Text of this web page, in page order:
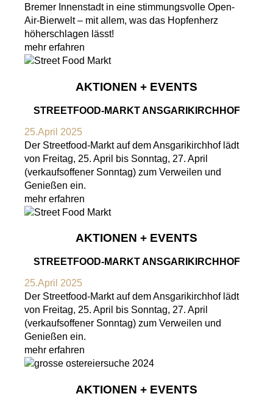
Bremer Innenstadt in eine stimmungsvolle Open-
Air-Bierwelt – mit allem, was das Hopfenherz
höherschlagen lässt!
mehr erfahren
AKTIONEN + EVENTS
STREETFOOD-MARKT ANSGARIKIRCHHOF
25.April 2025
Der Streetfood-Markt auf dem Ansgarikirchhof lädt
von Freitag, 25. April bis Sonntag, 27. April
(verkaufsoffener Sonntag) zum Verweilen und
Genießen ein.
mehr erfahren
AKTIONEN + EVENTS
STREETFOOD-MARKT ANSGARIKIRCHHOF
25.April 2025
Der Streetfood-Markt auf dem Ansgarikirchhof lädt
von Freitag, 25. April bis Sonntag, 27. April
(verkaufsoffener Sonntag) zum Verweilen und
Genießen ein.
mehr erfahren
AKTIONEN + EVENTS